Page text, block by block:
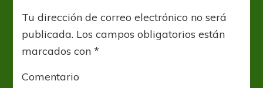
Tu dirección de correo electrónico no será
publicada. Los campos obligatorios están
marcados con*
Comentario